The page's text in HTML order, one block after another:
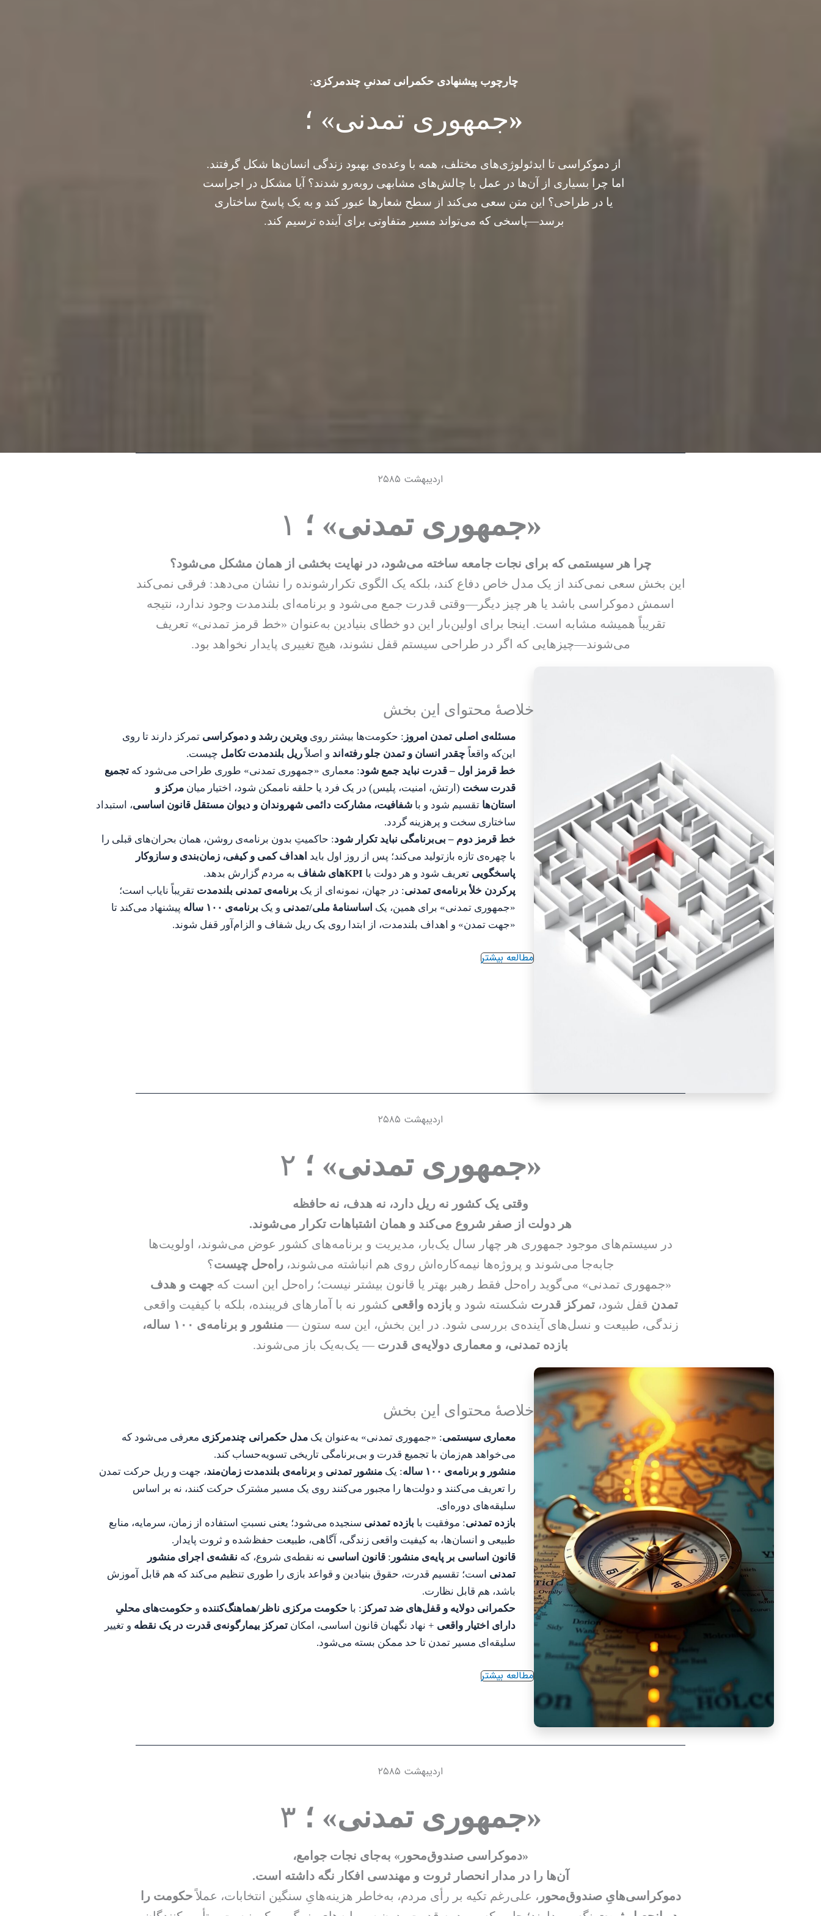
چارچوب پیشنهادی حکمرانی تمدنیِ چندمرکزی:
«جمهوری تمدنی» ؛
از دموکراسی تا ایدئولوژی‌های مختلف، همه با وعده‌ی بهبود زندگی انسان‌ها شکل گرفتند.
اما چرا بسیاری از آن‌ها در عمل با چالش‌های مشابهی روبه‌رو شدند؟ آیا مشکل در اجراست
یا در طراحی؟ این متن سعی می‌کند از سطح شعارها عبور کند و به یک پاسخ ساختاری
برسد—پاسخی که می‌تواند مسیر متفاوتی برای آینده ترسیم کند.
اردیبهشت ۲۵۸۵
«جمهوری تمدنی» ؛ ۱
چرا هر سیستمی که برای نجات جامعه ساخته می‌شود، در نهایت بخشی از همان مشکل می‌شود؟
این بخش سعی نمی‌کند از یک مدل خاص دفاع کند، بلکه یک الگوی تکرارشونده را نشان می‌دهد: فرقی نمی‌کند
اسمش دموکراسی باشد یا هر چیز دیگر—وقتی قدرت جمع می‌شود و برنامه‌ای بلندمدت وجود ندارد، نتیجه
تقریباً همیشه مشابه است. اینجا برای اولین‌بار این دو خطای بنیادین به‌عنوان «خط قرمز تمدنی» تعریف
می‌شوند—چیزهایی که اگر در طراحی سیستم قفل نشوند، هیچ تغییری پایدار نخواهد بود.
خلاصهٔ محتوای این بخش
مسئله‌ی اصلی تمدن امروز : حکومت‌ها بیشتر روی ویترین رشد و دموکراسی تمرکز دارند تا روی
این‌که واقعاً چقدر انسان و تمدن جلو رفته‌اند و اصلاًریل بلندمدت تکامل چیست.
خط قرمز اول – قدرت نباید جمع شود: معماری «جمهوری تمدنی» طوری طراحی می‌شود که تجمیع
قدرت سخت (ارتش، امنیت، پلیس) در یک فرد یا حلقه ناممکن شود، اختیار میان مرکز و
استان‌ها تقسیم شود و با شفافیت، مشارکت دائمی شهروندان و دیوان مستقل قانون اساسی، استبداد
ساختاری سخت و پرهزینه گردد.
خط قرمز دوم – بی‌برنامگی نباید تکرار شود: حاکمیتِ بدون برنامه‌ی روشن، همان بحران‌های قبلی را
با چهره‌ی تازه بازتولید می‌کند؛ پس از روز اول باید اهداف کمی و کیفی، زمان‌بندی و سازوکار
پاسخگویی تعریف شود و هر دولت با KPIهای شفاف
به مردم گزارش بدهد.
پرکردن خلأ برنامه‌ی تمدنی: در جهان، نمونه‌ای از یک برنامه‌ی تمدنی بلندمدت تقریباً نایاب است؛
«جمهوری تمدنی» برای همین، یک اساسنامهٔ ملی/تمدنی و یک برنامه‌ی ۱۰۰ ساله
پیشنهاد می‌کند تا
«جهت تمدن» و اهداف بلندمدت، از ابتدا روی یک ریل شفاف و الزام‌آور قفل شوند.
مطالعه بیشتر
اردیبهشت ۲۵۸۵
«جمهوری تمدنی» ؛ ۲
وقتی یک کشور نه ریل دارد، نه هدف، نه حافظه
هر دولت از صفر شروع می‌کند و همان اشتباهات تکرار می‌شوند.
در سیستم‌های موجود جمهوری هر چهار سال یک‌بار، مدیریت و برنامه‌های کشور عوض می‌شوند، اولویت‌ها
جابه‌جا می‌شوند و پروژه‌ها نیمه‌کاره‌اش روی هم انباشته می‌شوند، راه‌حل چیست؟
«جمهوری تمدنی» می‌گوید راه‌حل فقط رهبر بهتر یا قانون بیشتر نیست؛ راه‌حل این است کهجهت و هدف
تمدن قفل شود،تمرکز قدرت شکسته شود و بازده واقعی کشور نه با آمارهای فریبنده، بلکه با کیفیت واقعی
زندگی، طبیعت و نسل‌های آینده‌ی بررسی شود. در این بخش، این سه ستون —
منشور و برنامه‌ی ۱۰۰ ساله،
بازده تمدنی، و معماری دو‌لایه‌ی قدرت — یک‌به‌یک باز می‌شوند.
خلاصهٔ محتوای این بخش
معماری سیستمی: «جمهوری تمدنی» به‌عنوان یک مدل حکمرانی چندمرکزی معرفی می‌شود که
می‌خواهد هم‌زمان با تجمیع قدرت و بی‌برنامگی تاریخی تسویه‌حساب کند.
منشور و برنامه‌ی ۱۰۰ ساله
: یک منشور تمدنی و برنامه‌ی بلندمدت زمان‌مند، جهت و ریل حرکت تمدن
را تعریف می‌کنند و دولت‌ها را مجبور می‌کنند روی یک مسیر مشترک حرکت کنند، نه بر اساس
سلیقه‌های دوره‌ای.
بازده تمدنی: موفقیت با بازده تمدنی سنجیده می‌شود؛ یعنی نسبتِ استفاده از زمان، سرمایه، منابع
طبیعی و انسان‌ها، به کیفیت واقعی زندگی، آگاهی، طبیعت حفظ‌شده و ثروت پایدار.
قانون اساسی بر پایه‌ی منشور : قانون اساسی نه نقطه‌ی شروع، که نقشه‌ی اجرای منشور
تمدنی است؛ تقسیم قدرت، حقوق بنیادین و قواعد بازی را طوری تنظیم می‌کند که هم قابل آموزش
باشد، هم قابل نظارت.
حکمرانی دو‌لایه و قفل‌های ضد تمرکز : با حکومت مرکزی ناظر/هماهنگ‌کننده و حکومت‌های محلیِ
دارای اختیار واقعی + نهاد نگهبان قانون اساسی، امکان تمرکز بیمارگونه‌ی قدرت در یک نقطه و تغییر
سلیقه‌ای مسیر تمدن تا حد ممکن بسته می‌شود.
مطالعه بیشتر
اردیبهشت ۲۵۸۵
«جمهوری تمدنی» ؛ ۳
«دموکراسی صندوق‌محور» به‌جای نجات جوامع،
آن‌ها را در مدار انحصار ثروت و مهندسی افکار نگه داشته است.
دموکراسی‌هایِ صندوق‌محور ، علی‌رغم تکیه بر رأی مردم، به‌خاطر هزینه‌هایِ سنگین انتخابات، عملاًحکومت را